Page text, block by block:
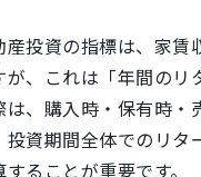
産投資の指標は、家
が、これは「年間のリ
は、購入時・保有時・
投資期間全体でのリタ
することが重要です。